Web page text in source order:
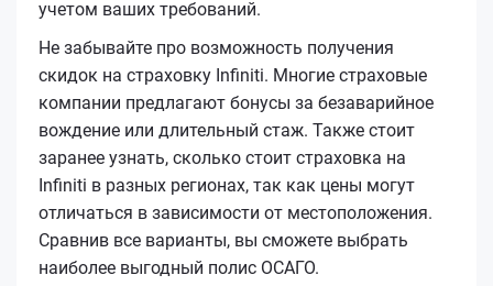
учетом ваших требований.
Не забывайте про возможность получения
скидок на страховку Infiniti. Многие страховые
компании предлагают бонусы за безаварийное
вождение или длительный стаж. Также стоит
заранее узнать, сколько стоит страховка на
Infiniti в разных регионах, так как цены могут
отличаться в зависимости от местоположения.
Сравнив все варианты, вы сможете выбрать
наиболее выгодный полис ОСАГО.